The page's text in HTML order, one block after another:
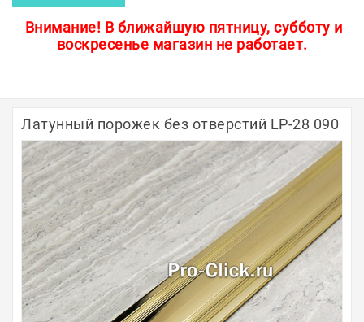
Внимание! В ближайшую пятницу, субботу и
воскресенье магазин не работает.
Защитные уголки
Полосы из металла
Плинтуса
Профили для стекла и SPC
Обводы для труб
Алюминиевые профили
Крепёж и крепления
Латунный порожек без отверстий LP-28 090